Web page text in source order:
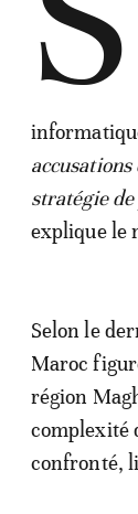
stratégie
explique le
Selon le
Maroc
région
complexité
confronté,